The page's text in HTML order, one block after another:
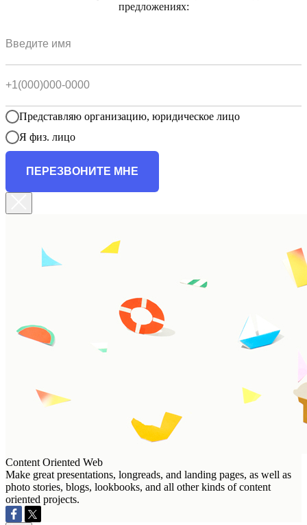
предложениях:
Представляю организацию, юридическое лицо
Я физ. лицо
ПЕРЕЗВОНИТЕ МНЕ
Content Oriented Web
Make great presentations, longreads, and landing pages, as well as
photo stories, blogs, lookbooks, and all other kinds of content
oriented projects.